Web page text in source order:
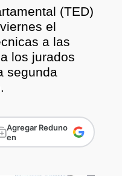
(TED)
el
a las
los jurados
segunda
Agregar Reduno
en